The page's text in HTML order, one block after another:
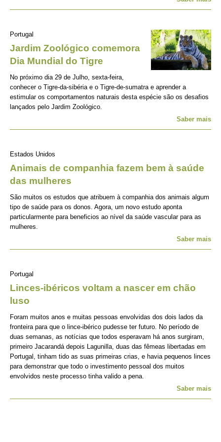
Portugal
Jardim Zoológico comemora
Dia Mundial do Tigre
No próximo dia 29 de Julho, sexta-feira,
conhecer o Tigre-da-sibéria e o Tigre-de-sumatra e aprender a
estimular os comportamentos naturais desta espécie são os desafios
lançados pelo Jardim Zoológico.
Saber mais
Estados Unidos
Animais de companhia fazem bem à saúde
das mulheres
São muitos os estudos que atribuem à companhia dos animais algum
tipo de saúde para os donos. Agora, um novo estudo aponta
particularmente para beneficios ao nível da saúde vascular para as
mulheres.
Saber mais
Portugal
Linces-ibéricos voltam a nascer em chão
luso
Foram muitos anos e muitas pessoas envolvidas dos dois lados da
fronteira para que o lince-ibérico pudesse ter futuro. No período de
duas semanas, as notícias que todos esperavam há anos surgiram,
primeiro Jacarandá depois Lagunilla, duas das fêmeas libertadas em
Portugal, tinham tido as suas primeiras crias, e havia pequenos linces
para demonstrar que todo o investimento pessoal dos muitos
envolvidos neste processo tinha valido a pena.
Saber mais